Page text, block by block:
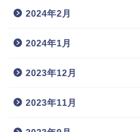
2024年2月
2024年1月
2023年12月
2023年11月